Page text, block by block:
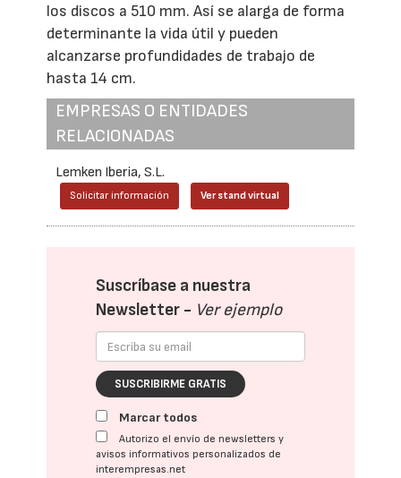
los discos a 510 mm. Así se alarga de forma
determinante la vida útil y pueden
alcanzarse profundidades de trabajo de
hasta 14 cm.
EMPRESAS O ENTIDADES
RELACIONADAS
Lemken Iberia, S.L.
Solicitar información Ver stand virtual
Suscríbase a nuestra
Newsletter - Ver ejemplo
SUSCRIBIRME GRATIS
Marcar todos
Autorizo el envío de newsletters y
avisos informativos personalizados de
interempresas.net